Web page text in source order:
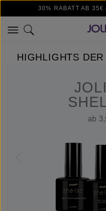
Zum Hauptinhalt springen
30% RABATT AB
HIGHLIGHTS
ab